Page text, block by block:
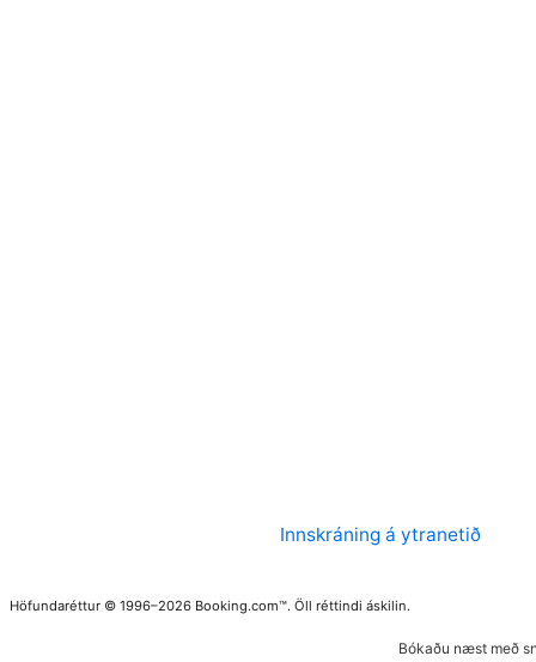
Innskráning á ytranetið
Höfundaréttur © 1996–2026 Booking.com™. Öll réttindi áskilin.
Bókaðu næst með